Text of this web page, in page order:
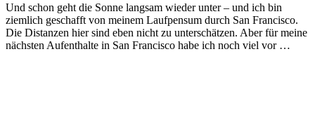
Und schon geht die Sonne langsam wieder unter – und ich bin
ziemlich geschafft von meinem Laufpensum durch San Francisco.
Die Distanzen hier sind eben nicht zu unterschätzen. Aber für meine
nächsten Aufenthalte in San Francisco habe ich noch viel vor …